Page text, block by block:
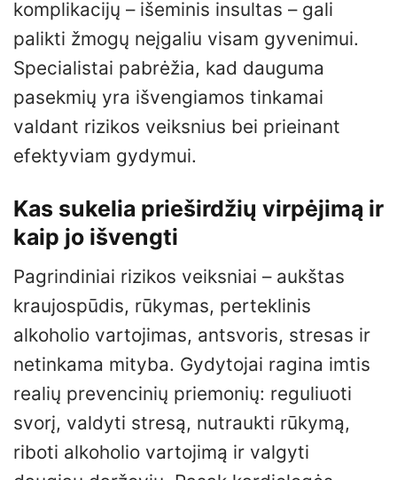
komplikacijų – išeminis insultas – gali
palikti žmogų neįgaliu visam gyvenimui.
Specialistai pabrėžia, kad dauguma
pasekmių yra išvengiamos tinkamai
valdant rizikos veiksnius bei prieinant
efektyviam gydymui.
Kas sukelia prieširdžių virpėjimą ir
kaip jo išvengti
Pagrindiniai rizikos veiksniai – aukštas
kraujospūdis, rūkymas, perteklinis
alkoholio vartojimas, antsvoris, stresas ir
netinkama mityba. Gydytojai ragina imtis
realių prevencinių priemonių: reguliuoti
svorį, valdyti stresą, nutraukti rūkymą,
riboti alkoholio vartojimą ir valgyti